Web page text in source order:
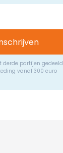
derde partijen gedeeld
vanaf 300 euro